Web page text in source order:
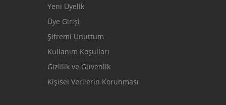
Yeni Üyelik
Üye Girişi
Şifremi Unuttum
Kullanım Koşulları
Gizlilik ve Güvenlik
Kişisel Verilerin Korunması